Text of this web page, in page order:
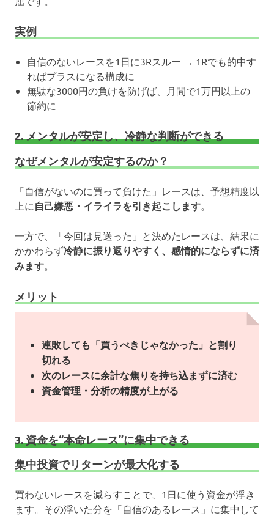
実例
自信のないレースを1日に3Rスルー → 1Rでも的中す
ればプラスになる構成に
無駄な3000円の負けを防げば、月間で1万円以上の
節約に
2. メンタルが安定し、冷静な判断ができる
なぜメンタルが安定するのか？
「自信がないのに買って負けた」レースは、予想精度以
上に 自己嫌悪・イライラを引き起こします
一方で、「今回は見送った」と決めたレースは、結果に
かかわらず冷静に振り返りやすく、感情的にならずに済
みます
メリット
連敗しても「買うべきじゃなかった」と割り
切れる
次のレースに余計な焦りを持ち込まずに済む
資金管理・分析の精度が上がる
3. 資金を“本命レース”に集中できる
集中投資でリターンが最大化する
買わないレースを減らすことで、1日に使う資金が浮き
ます。その浮いた分を「自信のあるレース」に集中して